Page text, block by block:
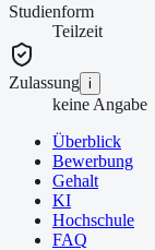
Studienform
Teilzeit
Zulassung i
keine Angabe
Überblick
Bewerbung
Gehalt
KI
Hochschule
FAQ